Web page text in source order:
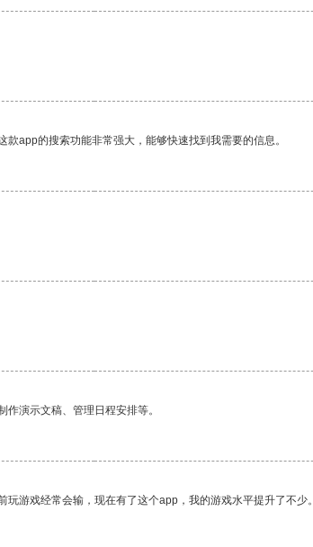
app的搜索功能非常强大，能够快速找到我需要的信息。
演示文稿、管理日程安排等。
游戏经常会输，现在有了这个app，我的游戏水平提升了不少。